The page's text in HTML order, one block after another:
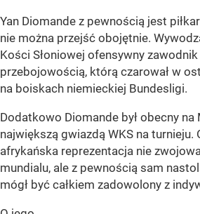
Yan Diomande z pewnością jest
nie można przejść obojętnie.
Kości Słoniowej ofensywny
przebojowością, którą czarował w
na boiskach niemieckiej Bundesligi.
Dodatkowo Diomande był obecny na
największą gwiazdą WKS na turnieju.
afrykańska reprezentacja nie
mundialu, ale z pewnością sam
mógł być całkiem zadowolony z